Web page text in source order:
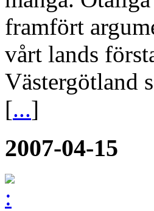
framfört
vårt lands
Västergötland
[...]
2007-04-15